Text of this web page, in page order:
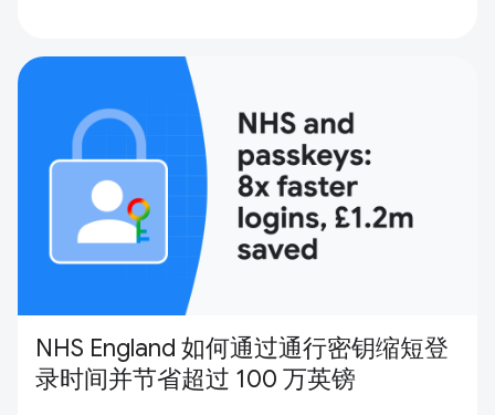
NHS England 如何通过通行密钥缩短登
录时间并节省超过 100 万英镑